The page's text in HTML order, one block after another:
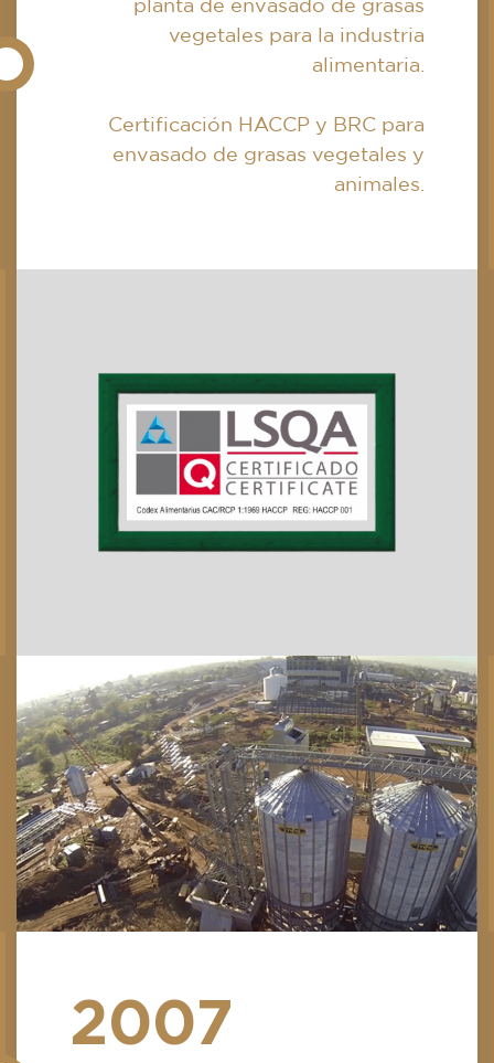
planta de envasado de grasas
vegetales para la industria
alimentaria.
Certificación HACCP y BRC para
envasado de grasas vegetales y
animales.
2007